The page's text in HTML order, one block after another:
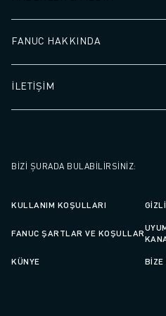
FANUC HAKKINDA
İLETİŞİM
BIZI ŞURADA BULABILIRSINIZ:
KULLANIM KOŞULLARI
FANUC ŞARTLAR VE KOŞULLAR
KÜNYE BIZE